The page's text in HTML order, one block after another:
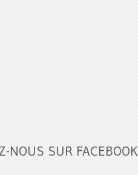
NOUS SUR FACEBOOK